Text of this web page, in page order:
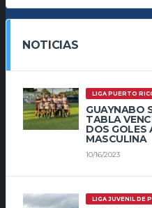
NOTICIAS
LIGA PUERTO
GUAYNABO
TABLA
DOS GOLES
MASCULINA
10/16/2023
LIGA JUVENIL DE